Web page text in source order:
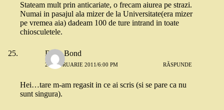
Stateam mult prin anticariate, o frecam aiurea pe strazi.
Numai in pasajul ala mizer de la Universitate(era mizer
pe vremea aia) dadeam 100 de ture intrand in toate
chiosculetele.
Dana Bond
27 FEBRUARIE 2011/6:00 PM RĂSPUNDE
Hei…tare m-am regasit in ce ai scris (si se pare ca nu
sunt singura).